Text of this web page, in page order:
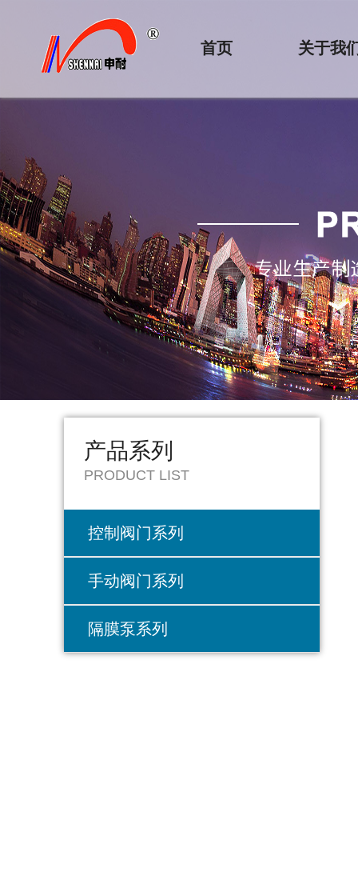
首页 关于我
产品系列
PRODUCT LIST
控制阀门系列
手动阀门系列
隔膜泵系列